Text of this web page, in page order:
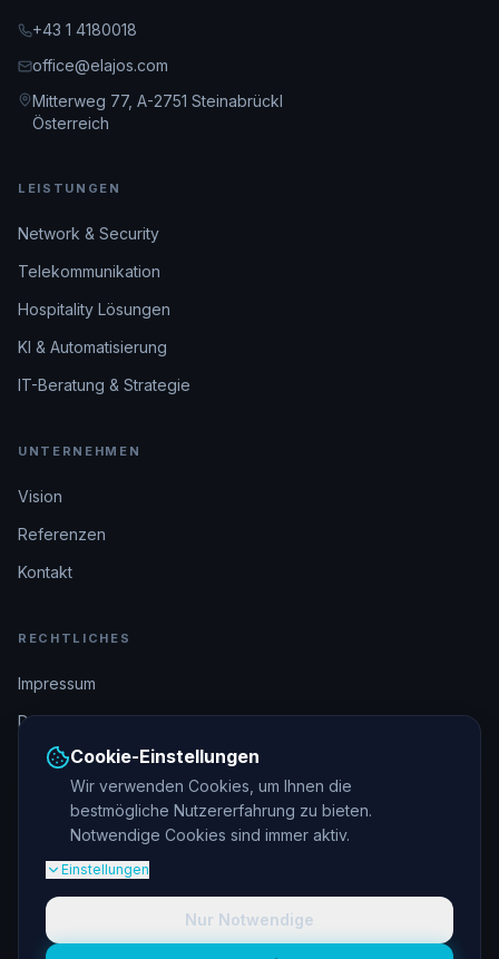
+43 1 4180018
office@elajos.com
Mitterweg 77, A-2751 Steinabrückl
Österreich
LEISTUNGEN
Network & Security
Telekommunikation
Hospitality Lösungen
KI & Automatisierung
IT-Beratung & Strategie
UNTERNEHMEN
Vision
Referenzen
Kontakt
RECHTLICHES
Impressum
Datenschutz
AGB
DSGVO-konform
Cookie-Einstellungen
Wir verwenden Cookies, um Ihnen die
bestmögliche Nutzererfahrung zu bieten.
Notwendige Cookies sind immer aktiv.
Einstellungen
Nur Notwendige